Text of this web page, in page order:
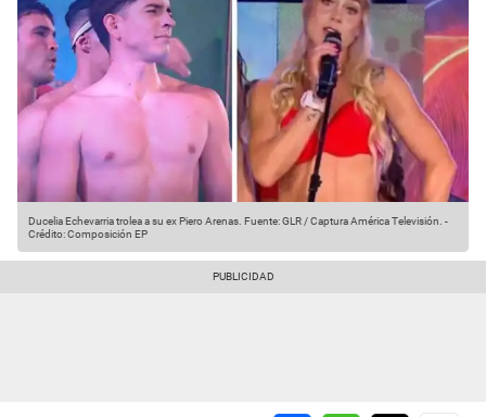
Ducelia Echevarria trolea a su ex Piero Arenas. Fuente: GLR / Captura América Televisión. -
Crédito: Composición EP